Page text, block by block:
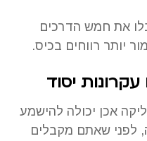
את חמש הדרכים
יותר רווחים בכיס.
יסוד
אכן יכולה להישמע
לפני שאתם מקבלים